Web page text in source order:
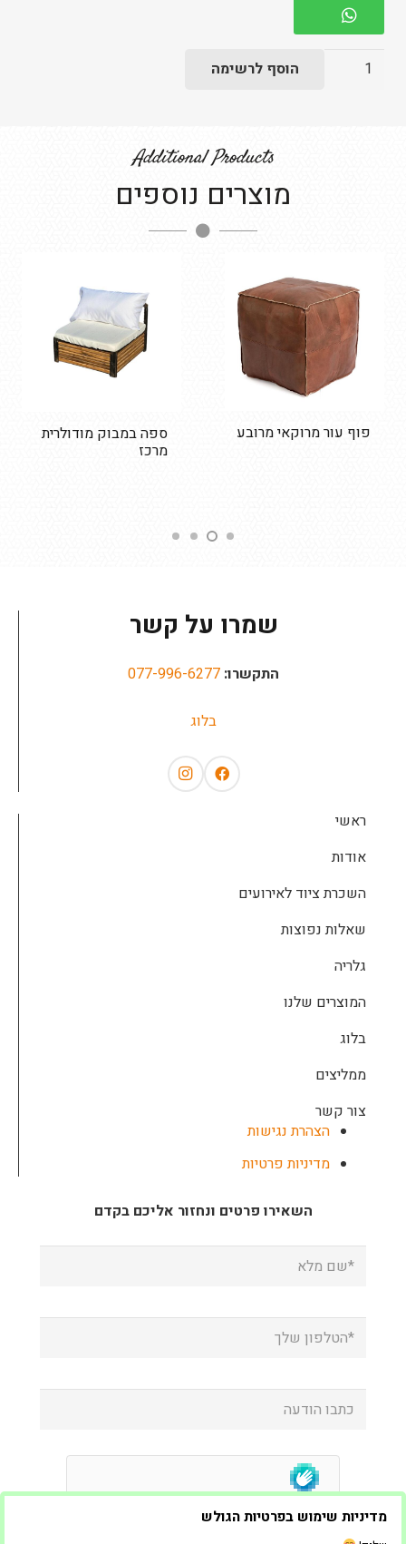
כמות
הוסף לרשימה
Additional Products
מוצרים נוספים
פוף עור מרוקאי מרובע ספה במבוק מודולרית
מרכז
שמרו על קשר
התקשרו: 077-996-6277
בלוג
ראשי
אודות
השכרת ציוד לאירועים
שאלות נפוצות
גלריה
המוצרים שלנו
בלוג
ממליצים
צור קשר
הצהרת נגישות
מדיניות פרטיות
השאירו פרטים ונחזור אליכם בקדם
מדיניות שימוש בפרטיות הגולש